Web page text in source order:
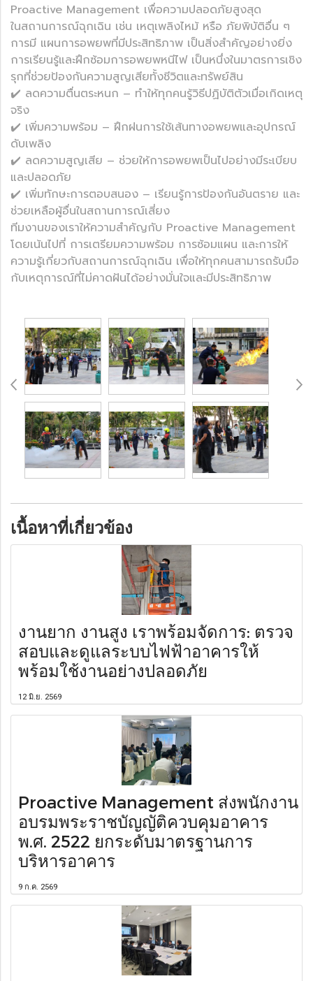
Proactive Management เพื่อความปลอดภัยสูงสุด
ในสถานการณ์ฉุกเฉิน เช่น เหตุเพลิงไหม้ หรือ ภัยพิบัติอื่น ๆ
การมี แผนการอพยพที่มีประสิทธิภาพ เป็นสิ่งสำคัญอย่างยิ่ง
การเรียนรู้และฝึกซ้อมการอพยพหนีไฟ เป็นหนึ่งในมาตรการเชิง
รุกที่ช่วยป้องกันความสูญเสียทั้งชีวิตและทรัพย์สิน
✔️ ลดความตื่นตระหนก – ทำให้ทุกคนรู้วิธีปฏิบัติตัวเมื่อเกิดเหตุ
จริง
✔️ เพิ่มความพร้อม – ฝึกฝนการใช้เส้นทางอพยพและอุปกรณ์
ดับเพลิง
✔️ ลดความสูญเสีย – ช่วยให้การอพยพเป็นไปอย่างมีระเบียบ
และปลอดภัย
✔️ เพิ่มทักษะการตอบสนอง – เรียนรู้การป้องกันอันตราย และ
ช่วยเหลือผู้อื่นในสถานการณ์เสี่ยง
ทีมงานของเราให้ความสำคัญกับ Proactive Management
โดยเน้นไปที่ การเตรียมความพร้อม การซ้อมแผน และการให้
ความรู้เกี่ยวกับสถานการณ์ฉุกเฉิน เพื่อให้ทุกคนสามารถรับมือ
กับเหตุการณ์ที่ไม่คาดฝันได้อย่างมั่นใจและมีประสิทธิภาพ
เนื้อหาที่เกี่ยวข้อง
งานยาก งานสูง เราพร้อมจัดการ: ตรวจ
สอบและดูแลระบบไฟฟ้าอาคารให้
พร้อมใช้งานอย่างปลอดภัย
12 มิ.ย. 2569
Proactive Management ส่งพนักงาน
อบรมพระราชบัญญัติควบคุมอาคาร
พ.ศ. 2522 ยกระดับมาตรฐานการ
บริหารอาคาร
9 ก.ค. 2569